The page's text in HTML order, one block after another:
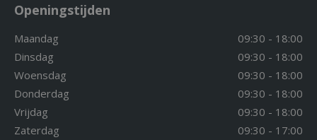
Openingstijden
Maandag
09:30 - 18:00
Dinsdag
09:30 - 18:00
Woensdag
09:30 - 18:00
Donderdag
09:30 - 18:00
Vrijdag
09:30 - 18:00
Zaterdag
09:30 - 17:00